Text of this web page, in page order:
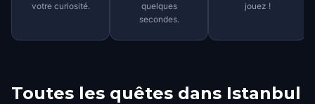
votre curiosité.
quelques
secondes.
jouez !
Toutes les quêtes dans Istanbul